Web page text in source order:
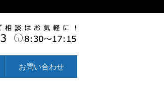
お問い合わせ